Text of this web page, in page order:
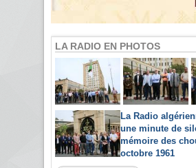
LA RADIO EN PHOTOS
La Radio
une minute de
mémoire des
octobre 1961